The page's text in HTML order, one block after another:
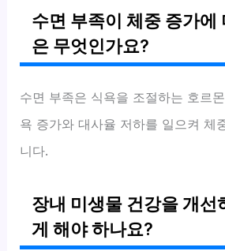
수면 부족이 체중 증가에
은 무엇인가요?
수면 부족은 식욕을 조절하는 호르
욕 증가와 대사율 저하를 일으켜 체
니다.
장내 미생물 건강을 개선
게 해야 하나요?